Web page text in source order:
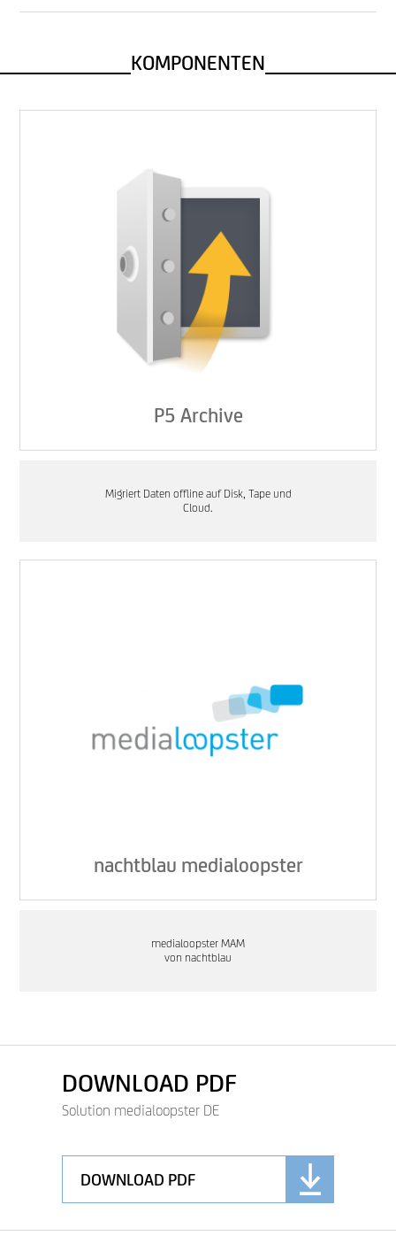
KOMPONENTEN
P5 Archive
Migriert Daten offline auf Disk, Tape und
Cloud.
nachtblau medialoopster
medialoopster MAM
von nachtblau
DOWNLOAD PDF
Solution medialoopster DE
DOWNLOAD PDF